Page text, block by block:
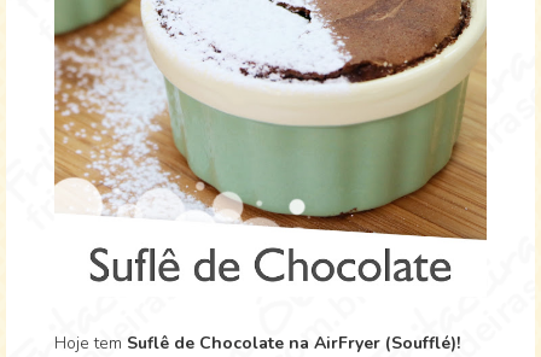
Hoje tem Suflê de Chocolate na AirFryer (Soufflé)!